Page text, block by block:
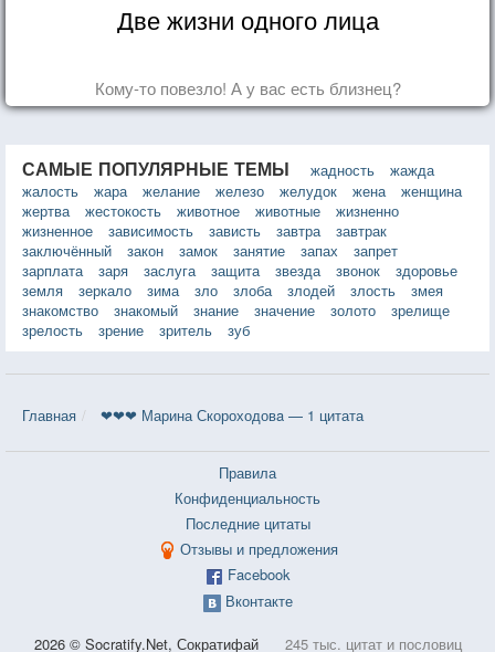
Две жизни одного лица
Кому-то повезло! А у вас есть близнец?
САМЫЕ ПОПУЛЯРНЫЕ ТЕМЫ жадность
жажда
жалость
жара желание железо желудок жена
женщина
жертва
жестокость животное животные
жизненно
жизненное
зависимость зависть завтра
завтрак
заключённый
закон замок занятие запах
запрет
зарплата
заря заслуга защита звезда звонок
здоровье
земля
зеркало зима зло злоба злодей злость
змея
знакомство
знакомый знание значение золото
зрелище
зрелость
зрение зритель зуб
Главная ❤❤❤ Марина Скороходовa — 1 цитата
Правила
Конфиденциальность
Последние цитаты
Отзывы и предложения
Facebook
Вконтакте
2026 © Socratify.Net, Сократифай 245 тыс. цитат и пословиц